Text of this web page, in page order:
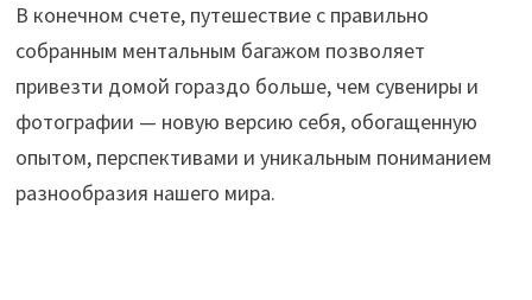
В конечном счете, путешествие с правильно
собранным ментальным багажом позволяет
привезти домой гораздо больше, чем сувениры и
фотографии — новую версию себя, обогащенную
опытом, перспективами и уникальным пониманием
разнообразия нашего мира.